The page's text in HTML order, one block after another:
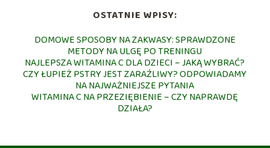
OSTATNIE WPISY:
DOMOWE SPOSOBY NA ZAKWASY: SPRAWDZONE
METODY NA ULGĘ PO TRENINGU
NAJLEPSZA WITAMINA C DLA DZIECI – JAKĄ WYBRAĆ?
CZY ŁUPIEŻ PSTRY JEST ZARAŹLIWY? ODPOWIADAMY
NA NAJWAŻNIEJSZE PYTANIA
WITAMINA C NA PRZEZIĘBIENIE – CZY NAPRAWDĘ
DZIAŁA?